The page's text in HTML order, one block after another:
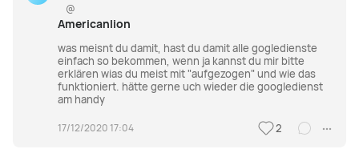
@
Americanlion
was meisnt du damit, hast du damit alle gogledienste
einfach so bekommen, wenn ja kannst du mir bitte
erklären wias du meist mit "aufgezogen" und wie das
funktioniert. hätte gerne uch wieder die googledienst
am handy
17/12/2020 17:04 2